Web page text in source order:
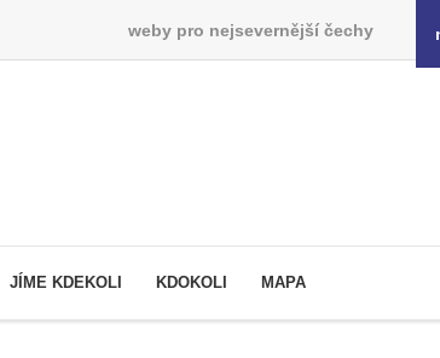
weby pro nejsevernější čechy
JÍME KDEKOLI KDOKOLI MAPA